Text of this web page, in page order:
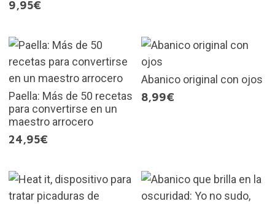
9,95€
Paella: Más de 50 recetas
para convertirse en un
maestro arrocero
24,95€
Abanico original con ojos
8,99€